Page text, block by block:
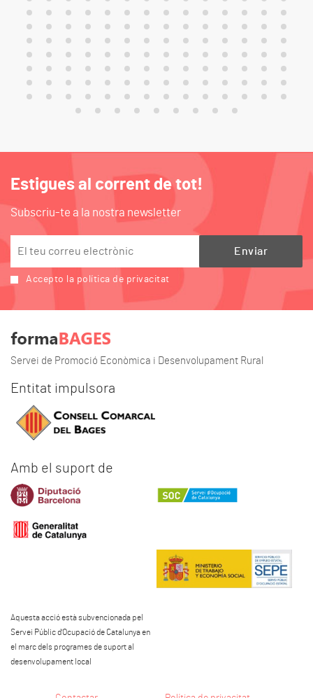
Estigues al corrent de tot!
Subscriu-te a la nostra newsletter
Accepto la política de privacitat
Servei de Promoció Econòmica i Desenvolupament Rural
Entitat impulsora
Amb el suport de
Aquesta acció està subvencionada pel
Servei Públic d'Ocupació de Catalunya en
el marc dels programes de suport al
desenvolupament local